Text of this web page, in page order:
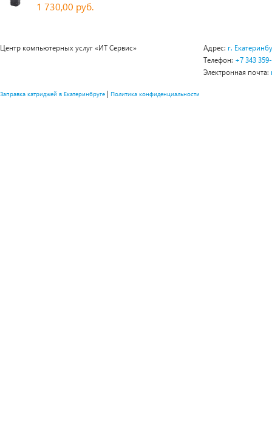
1 730,00 руб.
Центр компьютерных услуг «ИТ Сервис» Адрес: г.
Телефон: +7 343
Электронная почта:
Заправка катриджей в Екатеринбруге | Политика конфиденциальности